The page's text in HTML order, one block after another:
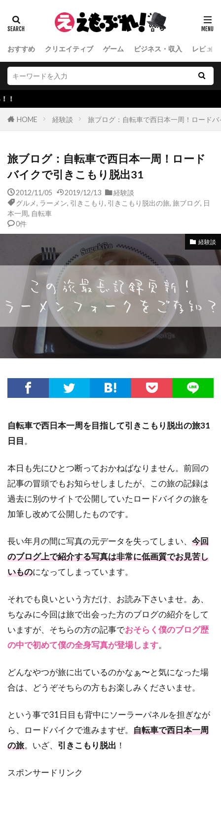
おすすめ クリエイティブ ゲーム ビジネス・収入 レビュー
HOME 経験談 旅ブログ：自転車で西日本一周！ロード
旅ブログ：自転車で西日本一周！ロード
バイクで引きこもり脱出31
2012/11/05 2019/12/13
経験談
グルメ, ラーメン, 引きこもり, 引きこもり脱出の旅, 旅ブログ, 日
本一周, 自転車
0件
経験談
自転車で西日本一周を目指して引きこもり脱出の旅31
日目。
本日も先にひとつ断っておかねばなりません。前回の
記事の冒頭でもお知らせしましたが、この旅の記録は
過去に別のサイトで公開していたロードバイクの旅を
加筆し改めて公開したものです。
長い年月の間に写真の元データを失ってしまい、 今回
のブログ上で紹介する写真は非常に低画質でお見苦し
いものになってしまっています。
それでも良いという方だけ、お読み下さいませ。あ、
ちなみに今回は旅で出会った方のブログの紹介をして
いますが、そちらの方の記事でおそらく僕のブログ歴
の中で初めて僕の全身写真が登場します。
どんなやつが旅に出ているのかなぁ〜と気になった場
合は、どうぞそちらの方もお楽しみくださいませ。
という事で31日目も背中にソーラーパネルを担ぎなが
ら、ロードバイクで進みますぜ。 自転車で西日本一周
の旅。いざ、 引きこもり脱出 ！
スポンサードリンク